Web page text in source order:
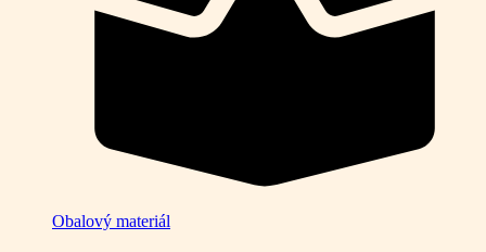
Obalový materiál